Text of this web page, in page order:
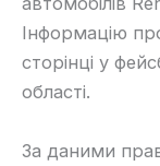
Інформацію
сторінці у
області.
За даними